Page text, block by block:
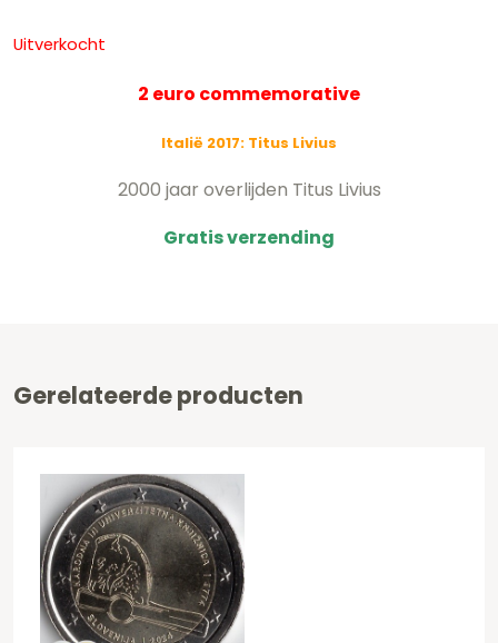
Uitverkocht
2 euro commemorative
Italië 2017: Titus Livius
2000 jaar overlijden Titus Livius
Gratis verzending
Gerelateerde producten